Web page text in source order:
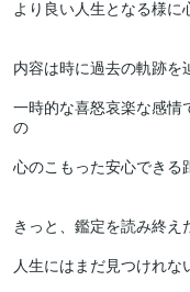
より良い人生となる様に
内容は時に過去の軌跡を
一時的な喜怒哀楽な感情
の
心のこもった安心できる
きっと、鑑定を読み終え
人生にはまだ見つけれな